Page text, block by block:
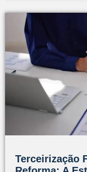
Terceirização